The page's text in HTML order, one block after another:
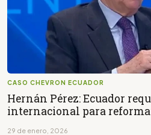
CASO CHEVRON ECUADOR
Hernán Pérez: Ecuador
internacional para
29 de enero, 2026